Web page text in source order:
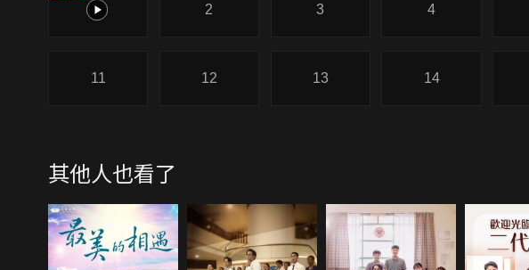
1
2 3 4
11 12 13 14
其他人也看了